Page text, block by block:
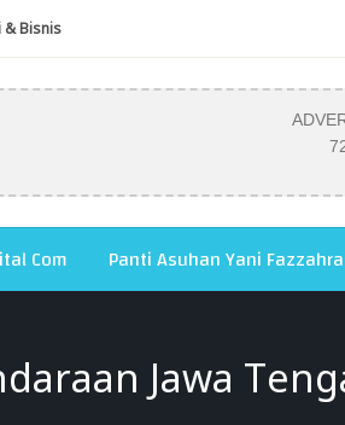
& Bisnis
Com Panti Asuhan Yani Fazzahra
Jawa